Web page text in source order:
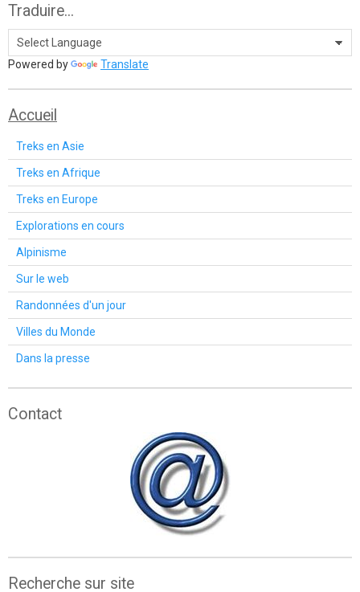
Traduire...
Powered by Translate
Accueil
Treks en Asie
Treks en Afrique
Treks en Europe
Explorations en cours
Alpinisme
Sur le web
Randonnées d'un jour
Villes du Monde
Dans la presse
Contact
Recherche sur site